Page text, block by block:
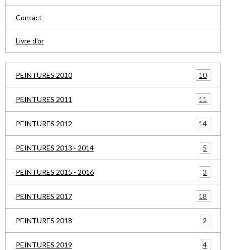
Contact
Livre d'or
PEINTURES 2010 10
PEINTURES 2011 11
PEINTURES 2012 14
PEINTURES 2013 - 2014 5
PEINTURES 2015 - 2016 3
PEINTURES 2017 18
PEINTURES 2018 2
PEINTURES 2019 4